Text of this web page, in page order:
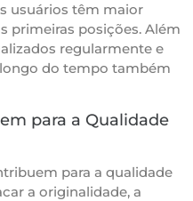
usuários têm maior
primeiras posições. Além
regularmente e
do tempo também
para a Qualidade
para a qualidade
a originalidade, a